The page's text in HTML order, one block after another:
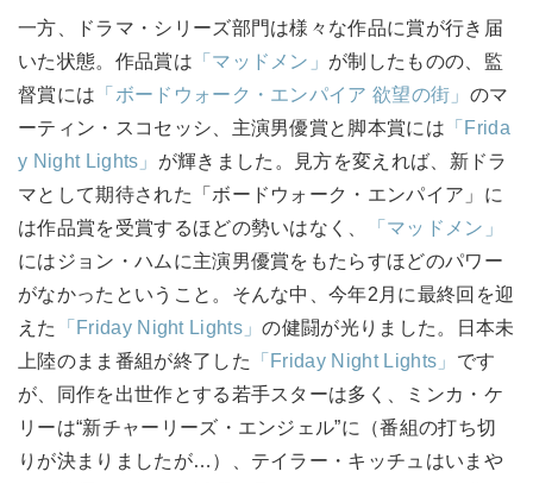
一方、ドラマ・シリーズ部門は様々な作品に賞が行き届
いた状態。作品賞は 「マッドメン」 が制したものの、監
督賞には 「ボードウォーク・エンパイア 欲望の街」 のマ
ーティン・スコセッシ、主演男優賞と脚本賞には 「Frida
y Night Lights」 が輝きました。見方を変えれば、新ドラ
マとして期待された「ボードウォーク・エンパイア」に
は作品賞を受賞するほどの勢いはなく、
「マッドメン」
にはジョン・ハムに主演男優賞をもたらすほどのパワー
がなかったということ。そんな中、今年2月に最終回を迎
えた
「Friday Night Lights」の健闘が光りました。日本未
上陸のまま番組が終了した
「Friday Night Lights」 です
が、同作を出世作とする若手スターは多く、ミンカ・ケ
リーは“新チャーリーズ・エンジェル”に（番組の打ち切
りが決まりましたが…）、テイラー・キッチュはいまや